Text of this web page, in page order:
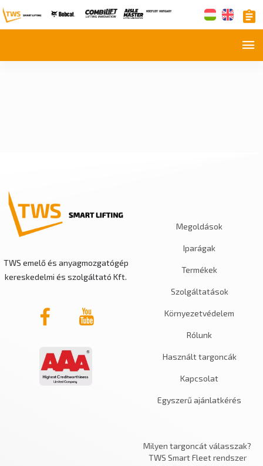
TWS emelő és anyagmozgatógép
kereskedelmi és szolgáltató Kft.
Megoldások
Iparágak
Termékek
Szolgáltatások
Környezetvédelem
Rólunk
Használt targoncák
Kapcsolat
Egyszerű ajánlatkérés
Milyen targoncát válasszak?
TWS Smart Fleet rendszer